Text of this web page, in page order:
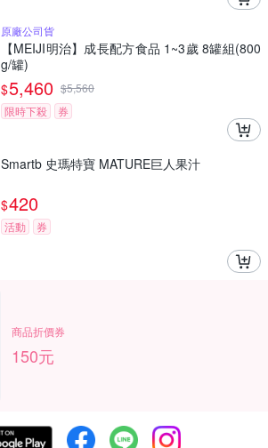
原廠公司貨
【MEIJI明治】成長配方食品 1~3歲 8罐組(800
g/罐)
$5,460 $5,560
限時下殺
券
Smartb 史瑪特寶 MATURE巨人果汁
$420
活動 券
商品折價券
150元